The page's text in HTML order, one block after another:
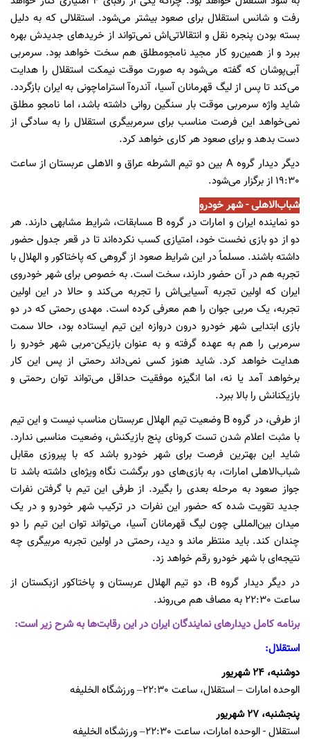
رفت و شانس استقلال برای صعود بیشتر می‌شود. استقلالی که به دلیل
بسته بودن پنجره نقل و انتقالاتی‌اش نمی‌تواند از خریدهای جدیدش بهره
ببرد و از همین‌رو کار مجید نامجومطلق هم سخت خواهد بود. سرمربی
آبی‌پوشان که گفته می‌شود به صورت موقت نیمکت استقلال را هدایت
می‌کند تا پس از لیگ قهرمانان آسیا، آندره‌آ استراماچونی به ایران بازگردد.
شاید واژه سرمربی موقت بار سنگین روانی داشته باشد، اما نامجو مطلق
نمی‌خواهد این فرصت مناسب برای سرمربیگری استقلال را به سادگی از
دست بدهد و برای صعود هر کاری خواهد کرد.
دیگر دیدار گروه A بین دو تیم الشرطه عراق و الاهلی عربستان از ساعت
19:30 از برگزار می‌شود.
شباب‌الاهلی - شهر خودرو
دو نماینده ایران و امارات در گروه B مسابقات، شرایط مشابهی دارند. هر
دو از دو بازی نخست خود، امتیازی کسب نکرده‌اند تا در قعر جدول حضور
داشته باشند. مسلماً در این شرایط صعود از گروهی که پاختاکور و الهلال با
تجربه هم در آن حضور دارند، سخت است. به خصوص برای شهر خودروی
ایران که اولین تجربه آسیایی‌اش را تجربه می‌کند و حالا در این اولین
تجربه، یک مربی جوان را هم معرفی کرده است. مهدی رحمتی که در دو
بازی ابتدایی شهر خودرو درون دروازه این تیم ایستاده بود، حالا سمت
سرمربی را هم به عهده گرفته و به عنوان بازیکن-مربی شهر خودرو را
هدایت خواهد کرد. شاید هنوز کسی نمی‌داند رحمتی از پس این کار
برخواهد آمد یا نه، اما انگیزه موفقیت حداقل می‌تواند توان رحمتی و
بازیکنانش را بالا ببرد.
از طرفی، در گروه B وضعیت تیم الهلال عربستان مناسب نیست و این تیم
با مثبت اعلام شدن تست کرونای پنج بازیکنش، وضعیت مناسبی ندارد.
شاید این بهترین فرصت برای شهر خودرو باشد که با پیروزی مقابل
شباب‌الاهلی امارات، به بازی‌های دور برگشت نگاه ویژه‌ای داشته باشد تا
جواز صعود به مرحله بعدی را بگیرد. از طرفی این تیم با گرفتن نفرات
جدید تقویت شده که حضور این نفرات در ترکیب شهر خودرو و در یک
میدان بین‌المللی چون لیگ قهرمانان آسیا، می‌تواند توان این تیم را دو
چندان کند. باید منتظر ماند و دید، رحمتی در اولین تجربه مربیگری چه
نتیجه‌ای با شهر خودرو رقم خواهد زد.
در دیگر دیدار گروه B، دو تیم الهلال عربستان و پاختاکور ازبکستان از
ساعت 22:30 به مصاف هم می‌روند.
برنامه کامل دیدارهای نمایندگان ایران در این رقابت‌ها به شرح زیر است:
استقلال:
دوشنبه، 24 شهریور
الوحده امارات – استقلال، ساعت 22:30– ورزشگاه الخلیفه
پنجشنبه، 27 شهریور
استقلال - الوحده امارات، ساعت 22:30– ورزشگاه الخلیفه